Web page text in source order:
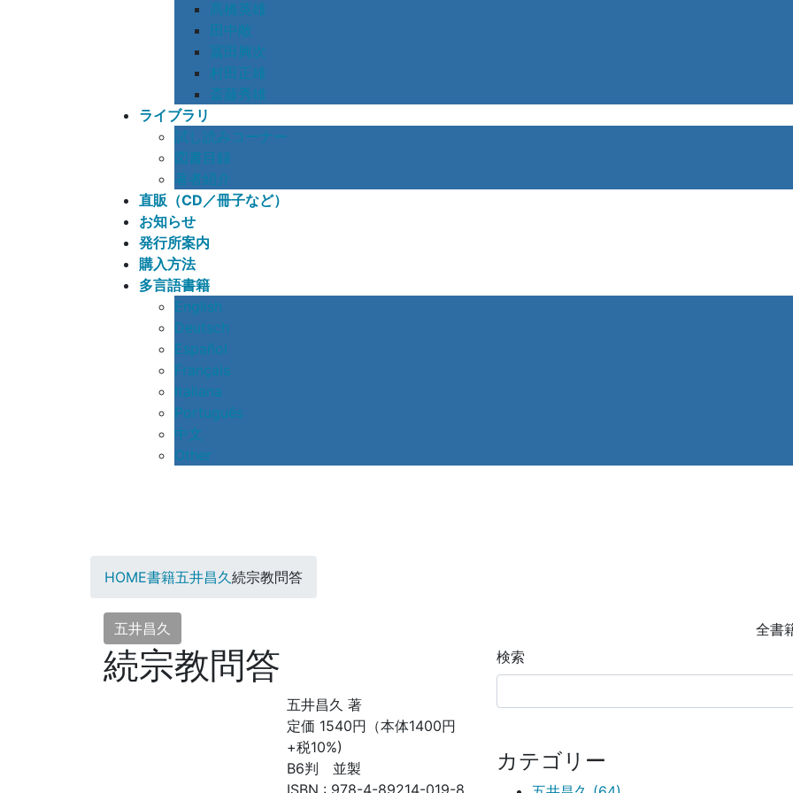
髙橋英雄
田中敞
冨田興次
村田正雄
斎藤秀雄
ライブラリ
試し読みコーナー
図書目録
著者紹介
直販（CD／冊子など）
お知らせ
発行所案内
購入方法
多言語書籍
English
Deutsch
Español
Français
Italiana
Português
中文
Other
HOME書籍五井昌久続宗教問答
五井昌久
続宗教問答
五井昌久 著
定価 1540円（本体1400円
+税10%)
B6判 並製
全書
検索
カテゴリー